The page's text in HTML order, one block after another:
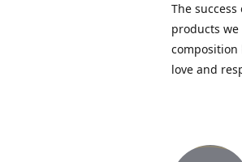
The
products
love and